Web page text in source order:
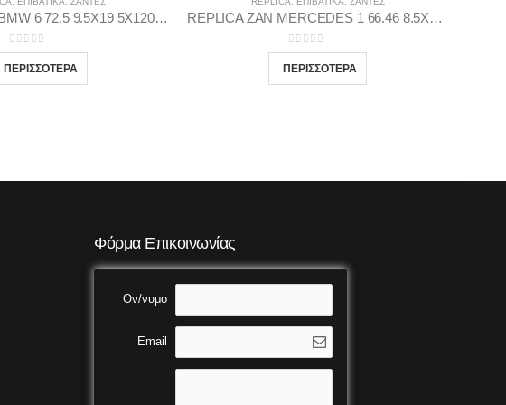
REPLICA ZAN.BMW 6 72,5 9.5X19 5X120 GP37
0out of 5
REPLICA ZAN MERCEDES 1 66.46 8.5X20 5X112 GP35
0out of 5
Φόρμα Επικοινωνίας
Ον/νυμο
Email